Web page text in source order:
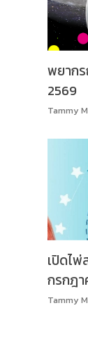
พยาก
2569
Tammy
เปิดไพ่
กรกฎ
Tammy